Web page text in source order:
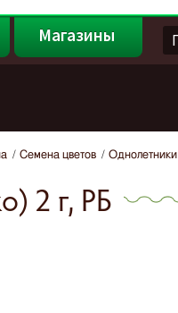
Магазины
Семена цветов Однолетники
2 г, РБ